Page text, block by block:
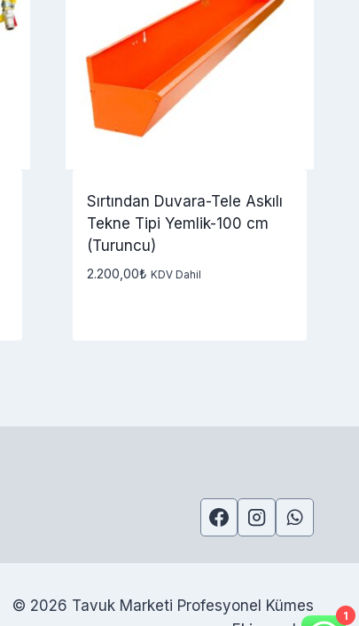
Sırtından Duvara-Tele Askılı
Tekne Tipi Yemlik-100 cm
(Turuncu)
2.200,00₺ KDV Dahil
© 2026 Tavuk Marketi Profesyonel Kümes
1